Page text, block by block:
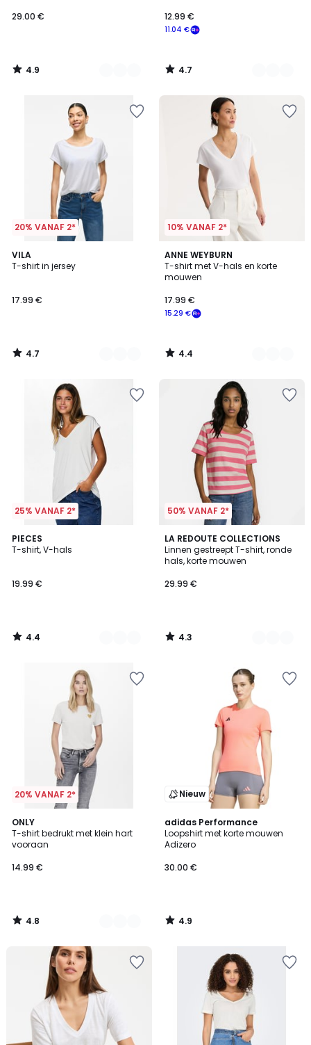
29.00 €
4.9
/
11.04 €
12.99 €
4.7
/
20% VANAF 2*
VILA
T-shirt in jersey
17.99 €
4.7
/ 5
4
Kleuren
4.7
/
10% VANAF 2*
ANNE WEYBURN
T-shirt met V-hals en korte
mouwen
15.29 €
17.99 €
4.4
/ 5
3
Kleuren
4.4
/
25% VANAF 2*
PIECES
T-shirt, V-hals
19.99 €
4.4
/ 5
4
Kleuren
4.4
/
50% VANAF 2*
LA REDOUTE COLLECTIONS
Linnen gestreept T-shirt, ronde
hals, korte mouwen
29.99 €
4.3
/ 5
2
Kleuren
4.3
/
20% VANAF 2*
ONLY
T-shirt bedrukt met klein hart
vooraan
14.99 €
4.8
/ 5
5
Kleuren
4.8
/
Nieuw
adidas Performance
Loopshirt met korte mouwen
Adizero
30.00 €
4.9
/ 5
4.9
/